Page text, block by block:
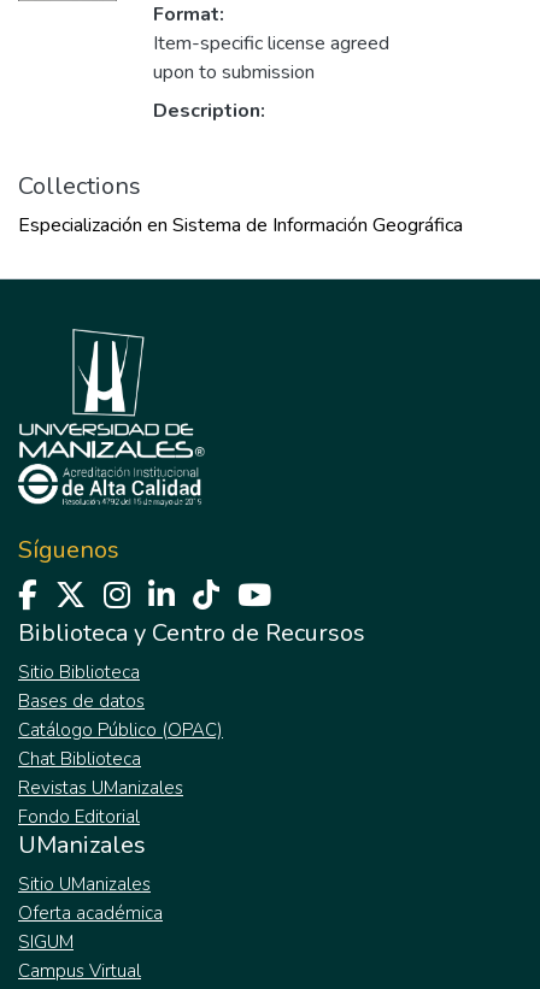
Format:
Item-specific license agreed
upon to submission
Description:
Collections
Especialización en Sistema de Información Geográfica
Síguenos
Biblioteca y Centro de Recursos
Sitio Biblioteca
Bases de datos
Catálogo Público (OPAC)
Chat Biblioteca
Revistas UManizales
Fondo Editorial
UManizales
Sitio UManizales
Oferta académica
SIGUM
Campus Virtual